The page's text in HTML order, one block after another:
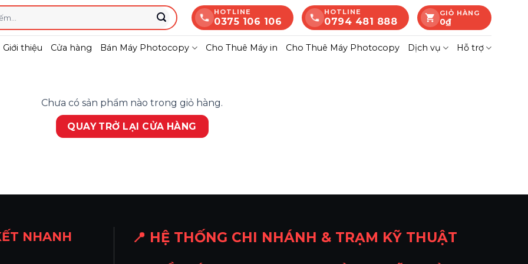
HOTLINE
0375 106 106
HOTLINE
0794 481 888
GIỎ HÀNG
0₫
Giới thiệu Cửa hàng Bán Máy Photocopy Cho Thuê Máy in Cho Thuê Máy Photocopy Dịch vụ Hỗ trợ
Chưa có sản phẩm nào trong giỏ hàng.
QUAY TRỞ LẠI CỬA HÀNG
NHANH 📍 HỆ THỐNG CHI NHÁNH & TRẠM KỸ THUẬT